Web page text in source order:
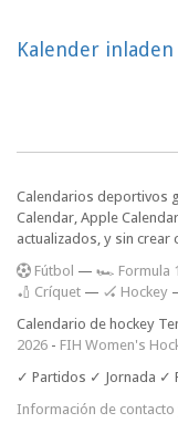
Kalender inladen
Calendarios deportivos
Calendar, Apple
actualizados, y sin crear
Fútbol — 🏎️ Formula 1
🏏 Críquet — 🏑 Hockey
Calendario de hockey
2026 - FIH Women's
✓ Partidos ✓ Jornada ✓
Información de contacto